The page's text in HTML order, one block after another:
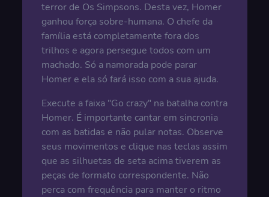
terror de Os Simpsons. Desta vez, Homer
ganhou força sobre-humana. O chefe da
família está completamente fora dos
trilhos e agora persegue todos com um
machado. Só a namorada pode parar
Homer e ela só fará isso com a sua ajuda.
Execute a faixa "Go crazy" na batalha contra
Homer. É importante cantar em sincronia
com as batidas e não pular notas. Observe
seus movimentos e clique nas teclas assim
que as silhuetas de seta acima tiverem as
peças de formato correspondente. Não
perca com frequência para manter o ritmo